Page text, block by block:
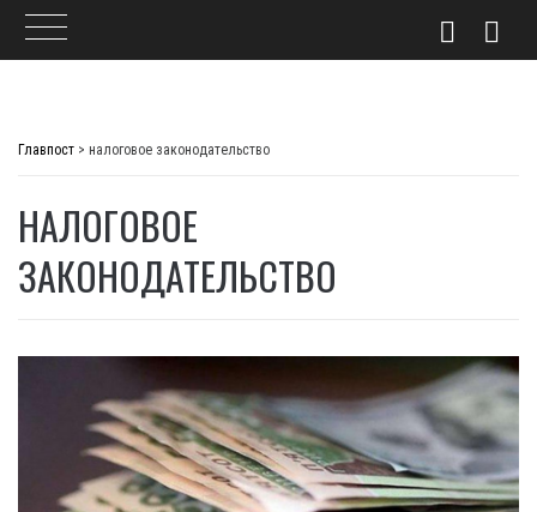
Главпост > налоговое законодательство
НАЛОГОВОЕ
ЗАКОНОДАТЕЛЬСТВО